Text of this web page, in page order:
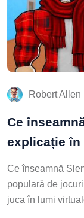
Robert Allen
Ce
explicație în
Ce înseamnă
populară de
juca în lumi